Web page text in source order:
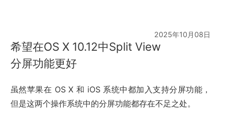
2025年10月08日
希望在OS X 10.12中Split View
分屏功能更好
虽然苹果在 OS X 和 iOS 系统中都加入支持分屏功能，
但是这两个操作系统中的分屏功能都存在不足之处。